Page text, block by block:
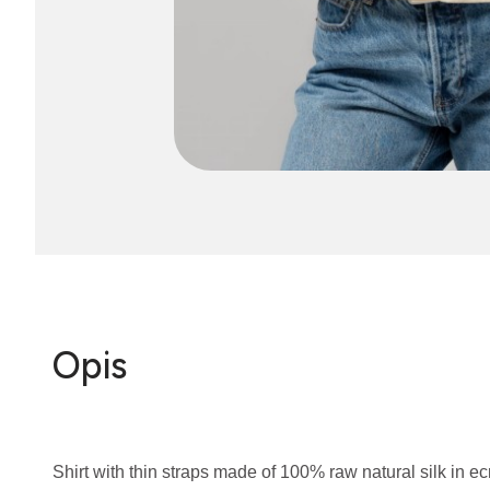
Opis
Shirt with thin straps made of 100% raw natural silk in